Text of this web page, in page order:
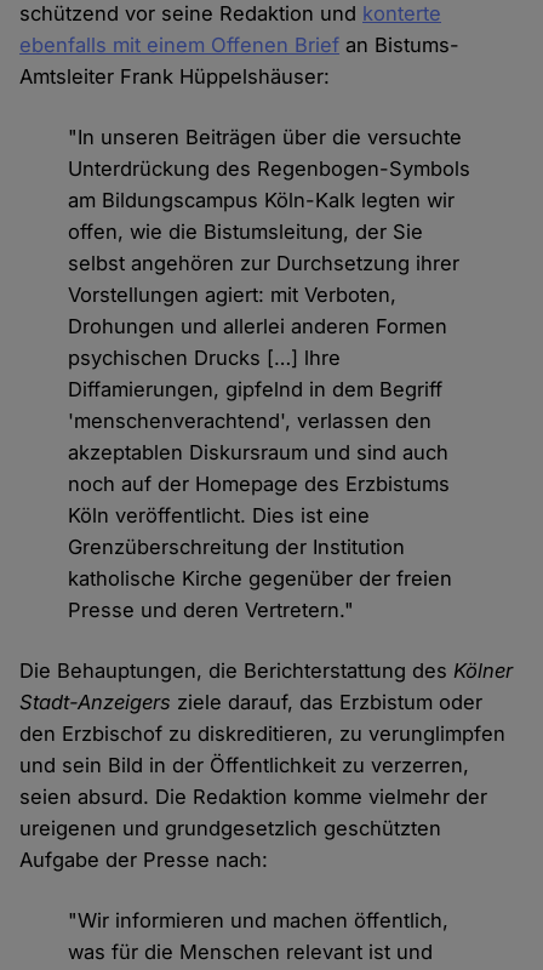
schützend vor seine Redaktion und konterte
ebenfalls mit einem Offenen Brief an Bistums-
Amtsleiter Frank Hüppelshäuser:
"In unseren Beiträgen über die versuchte
Unterdrückung des Regenbogen-Symbols
am Bildungscampus Köln-Kalk legten wir
offen, wie die Bistumsleitung, der Sie
selbst angehören zur Durchsetzung ihrer
Vorstellungen agiert: mit Verboten,
Drohungen und allerlei anderen Formen
psychischen Drucks […] lhre
Diffamierungen, gipfelnd in dem Begriff
'menschenverachtend', verlassen den
akzeptablen Diskursraum und sind auch
noch auf der Homepage des Erzbistums
Köln veröffentlicht. Dies ist eine
Grenzüberschreitung der Institution
katholische Kirche gegenüber der freien
Presse und deren Vertretern."
Die Behauptungen, die Berichterstattung desKölner
Stadt-Anzeigers ziele darauf, das Erzbistum oder
den Erzbischof zu diskreditieren, zu verunglimpfen
und sein Bild in der Öffentlichkeit zu verzerren,
seien absurd. Die Redaktion komme vielmehr der
ureigenen und grundgesetzlich geschützten
Aufgabe der Presse nach:
"Wir informieren und machen öffentlich,
was für die Menschen relevant ist und